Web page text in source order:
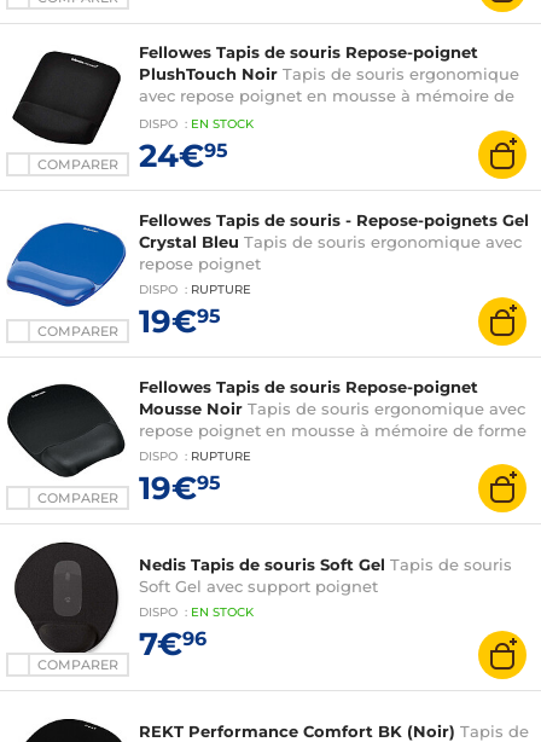
COMPARER
Fellowes Tapis de souris Repose-poignet
PlushTouch Noir Tapis de souris ergonomique
avec repose poignet en mousse à mémoire de
forme
DISPO : EN STOCK
24€95
COMPARER
Fellowes Tapis de souris - Repose-poignets Gel
Crystal Bleu Tapis de souris ergonomique avec
repose poignet
DISPO : RUPTURE
19€95
COMPARER
Fellowes Tapis de souris Repose-poignet
Mousse Noir Tapis de souris ergonomique avec
repose poignet en mousse à mémoire de forme
DISPO : RUPTURE
19€95
COMPARER
Nedis Tapis de souris Soft Gel Tapis de souris
Soft Gel avec support poignet
DISPO : EN STOCK
7€96
REKT Performance Comfort BK (Noir) Tapis de